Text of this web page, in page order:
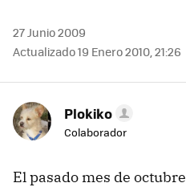
27 Junio 2009
Actualizado 19 Enero 2010, 21:26
Plokiko
Colaborador
El pasado mes de octubre